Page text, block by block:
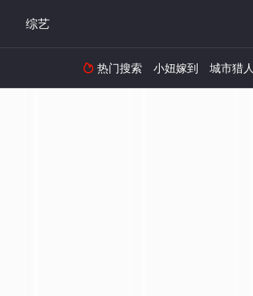
综艺
 热门搜索 小妞嫁到 城市猎人